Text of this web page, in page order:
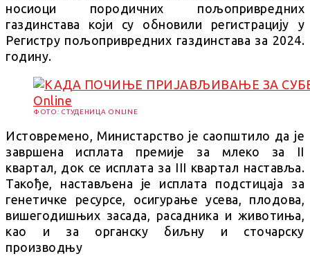
носиоци породичних пољопривредних
газдинстава који су обновили регистрацију у
Регистру пољопривредних газдинстава за 2024.
годину.
ФОТО: СТУДЕНИЦА ONLINE
Истовремено, Министарство је саопштило да је
завршена исплата премије за млеко за II
квартал, док се исплата за III квартал наставља.
Такође, настављена је исплата подстицаја за
генетичке ресурсе, осигурање усева, плодова,
вишегодишњих засада, расадника и животиња,
као и за органску биљну и сточарску
производњу